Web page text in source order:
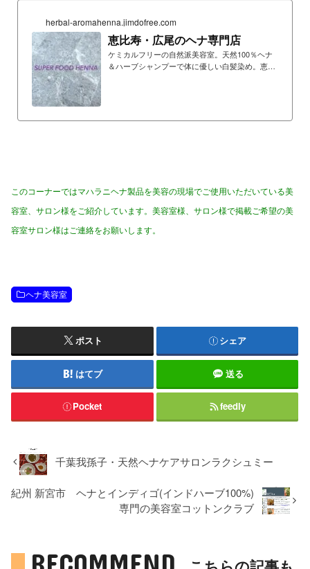
herbal-aromahenna.jimdofree.com
恵比寿・広尾のヘナ専門店
ケミカルフリーの自然派美容室。天然100％ヘナ
＆ハーブシャンプーで体に優しい白髪染め。恵比
このコーナーではマハラニヘナ製品を美容の現場でご使用いただいている美
容室、サロン様をご紹介しています。美容室様、サロン様で掲載ご希望の美
容室サロン様はご連絡をお願いします。
ヘナ美容室
ポスト シェア
はてブ 送る
Pocket feedly
千葉我孫子・天然ヘナケアサロンラクシュミー
紀州 新宮市 ヘナとインディゴ(インドハーブ100%)
専門の美容室コットンクラブ